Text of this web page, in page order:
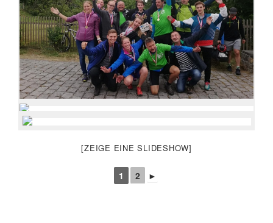
[ZEIGE EINE SLIDESHOW]
1 2 ►